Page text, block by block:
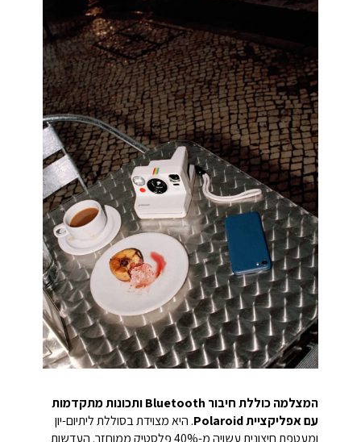
המצלמה כוללת חיבור Bluetooth ותכונות מתקדמות
עם אפליקציית Polaroid
. היא מצוידת בסוללת ליתיום-יון
ומעטפת חיצונית עשויה מ-40% פלסטיק ממוחזר. העדשות